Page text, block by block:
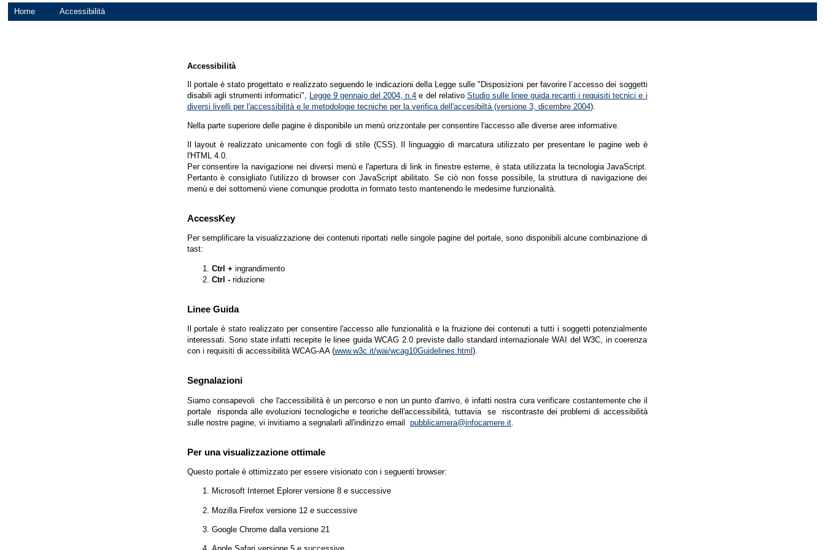
Home Accessibilità
Accessibilità
Il portale è stato progettato e realizzato seguendo le indicazioni della Legge sulle "Disposizioni per favorire l´accesso dei soggetti
disabili agli strumenti informatici", Legge 9 gennaio del 2004, n.4 e del relativo Studio sulle linee guida recanti i requisiti tecnici e i
diversi livelli per l'accessibilità e le metodologie tecniche per la verifica dell'accesibiltà (versione 3, dicembre 2004).
Nella parte superiore delle pagine é disponibile un menù orizzontale per consentire l'accesso alle diverse aree informative.
Il layout è realizzato unicamente con fogli di stile (CSS). Il linguaggio di marcatura utilizzato per presentare le pagine web è
l'HTML 4.0.
Per consentire la navigazione nei diversi menù e l'apertura di link in finestre esterne, è stata utilizzata la tecnologia JavaScript.
Pertanto è consigliato l'utilizzo di browser con JavaScript abilitato. Se ciò non fosse possibile, la struttura di navigazione dei
menù e dei sottomenù viene comunque prodotta in formato testo mantenendo le medesime funzionalità.
AccessKey
Per semplificare la visualizzazione dei contenuti riportati nelle singole pagine del portale, sono disponibili alcune combinazione di
tast:
Ctrl + ingrandimento
Ctrl -riduzione
Linee Guida
Il portale è stato realizzato per consentire l'accesso alle funzionalità e la fruizione dei contenuti a tutti i soggetti potenzialmente
interessati. Sono state infatti recepite le linee guida WCAG 2.0 previste dallo standard internazionale WAI del W3C, in coerenza
con i requisiti di accessibilità WCAG-AA (www.w3c.it/wai/wcag10Guidelines.html ).
Segnalazioni
Siamo consapevoli che l'accessibilità è un percorso e non un punto d'arrivo, è infatti nostra cura verificare costantemente che il
portale risponda alle evoluzioni tecnologiche e teoriche dell'accessibilità, tuttavia se riscontraste dei problemi di accessibilità
sulle nostre pagine, vi invitiamo a segnalarli all'indirizzo email pubblicamera@infocamere.it.
Per una visualizzazione ottimale
Questo portale è ottimizzato per essere visionato con i seguenti browser:
Microsoft Internet Eplorer versione 8 e successive
Mozilla Firefox versione 12 e successive
Google Chrome dalla versione 21